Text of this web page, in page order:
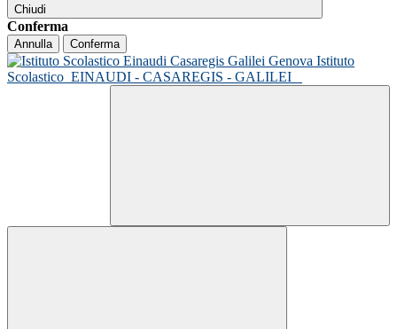
Chiudi
Conferma
Annulla Conferma
Istituto
Scolastico EINAUDI - CASAREGIS - GALILEI